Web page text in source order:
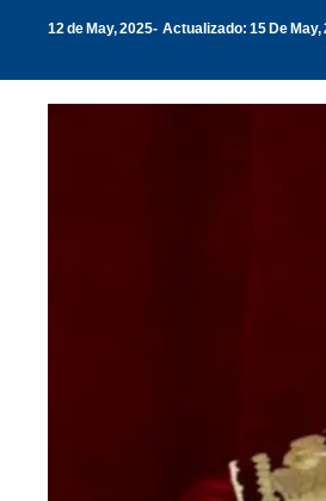
12 de May, 2025 Actualizado: 15 De May,